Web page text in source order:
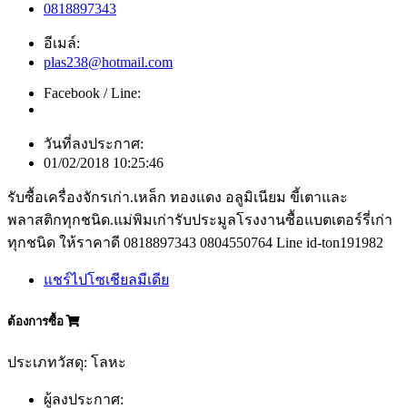
0818897343
อีเมล์:
plas238@hotmail.com
Facebook / Line:
วันที่ลงประกาศ:
01/02/2018 10:25:46
รับซื้อเครื่องจักรเก่า.เหล็ก ทองแดง อลูมิเนียม ขี้เตาและ
พลาสติกทุกชนิด.แม่พิมเก่ารับประมูลโรงงานซื้อแบตเตอร์รี่เก่า
ทุกชนิด ให้ราคาดี 0818897343 0804550764 Line id-ton191982
แชร์ไปโซเชียลมีเดีย
ต้องการซื้อ
ประเภทวัสดุ: โลหะ
ผู้ลงประกาศ: